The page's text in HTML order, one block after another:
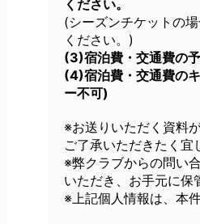
ください。
(シーズンチケットの
ください。)
(3)宿泊費・交通費の
(4)宿泊費・交通費の
ー不可)
※お送りいただく資料
ご了承いただきたく宜
※弊クラブからの問い
いただき、お手元に保
※上記個人情報は、本